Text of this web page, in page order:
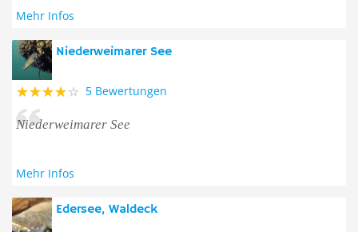
Mehr Infos
Niederweimarer See
5 Bewertungen
Niederweimarer See
Mehr Infos
Edersee, Waldeck